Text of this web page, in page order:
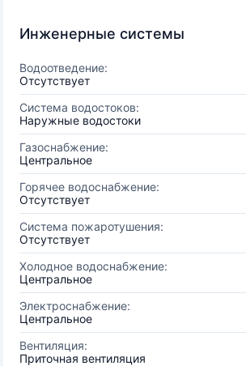
Инженерные системы
Водоотведение:
Отсутствует
Система водостоков:
Наружные водостоки
Газоснабжение:
Центральное
Горячее водоснабжение:
Отсутствует
Система пожаротушения:
Отсутствует
Холодное водоснабжение:
Центральное
Электроснабжение:
Центральное
Вентиляция:
Приточная вентиляция